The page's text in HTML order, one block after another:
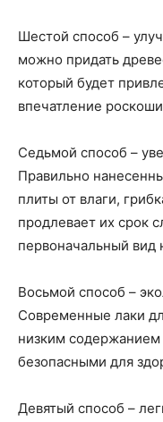
Шестой способ –
можно придать
который будет
впечатление
Седьмой способ –
Правильно
плиты от влаги,
продлевает их срок
первоначальный вид
Восьмой способ –
Современные лаки
низким
безопасными для
Девятый способ –